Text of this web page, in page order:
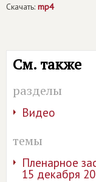
Скачать: mp4
См. также
разделы
Видео
темы
Пленарное
15 декабря